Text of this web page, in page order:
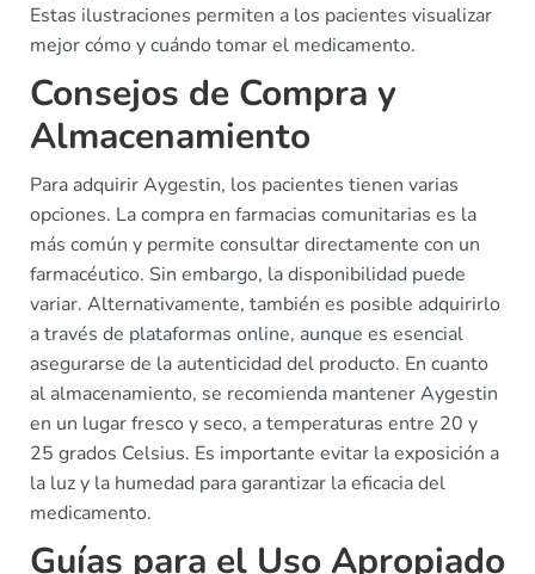
Estas ilustraciones permiten a los pacientes visualizar
mejor cómo y cuándo tomar el medicamento.
Consejos de Compra y
Almacenamiento
Para adquirir Aygestin, los pacientes tienen varias
opciones. La compra en farmacias comunitarias es la
más común y permite consultar directamente con un
farmacéutico. Sin embargo, la disponibilidad puede
variar. Alternativamente, también es posible adquirirlo
a través de plataformas online, aunque es esencial
asegurarse de la autenticidad del producto. En cuanto
al almacenamiento, se recomienda mantener Aygestin
en un lugar fresco y seco, a temperaturas entre 20 y
25 grados Celsius. Es importante evitar la exposición a
la luz y la humedad para garantizar la eficacia del
medicamento.
Guías para el Uso Apropiado